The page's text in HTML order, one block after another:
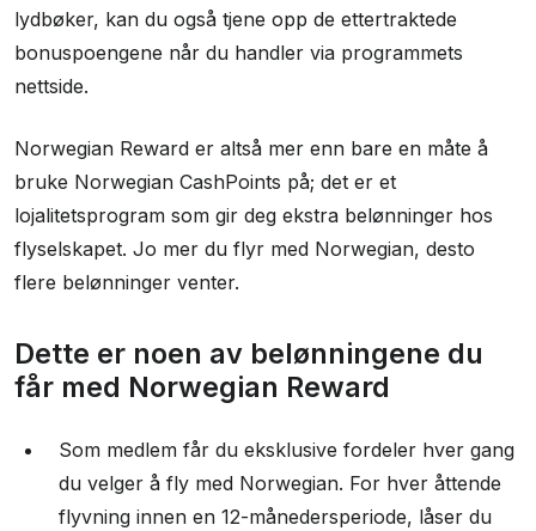
lydbøker, kan du også tjene opp de ettertraktede
bonuspoengene når du handler via programmets
nettside.
Norwegian Reward er altså mer enn bare en måte å
bruke Norwegian CashPoints på; det er et
lojalitetsprogram som gir deg ekstra belønninger hos
flyselskapet. Jo mer du flyr med Norwegian, desto
flere belønninger venter.
Dette er noen av belønningene du
får med Norwegian Reward
Som medlem får du eksklusive fordeler hver gang
du velger å fly med Norwegian. For hver åttende
flyvning innen en 12-månedersperiode, låser du